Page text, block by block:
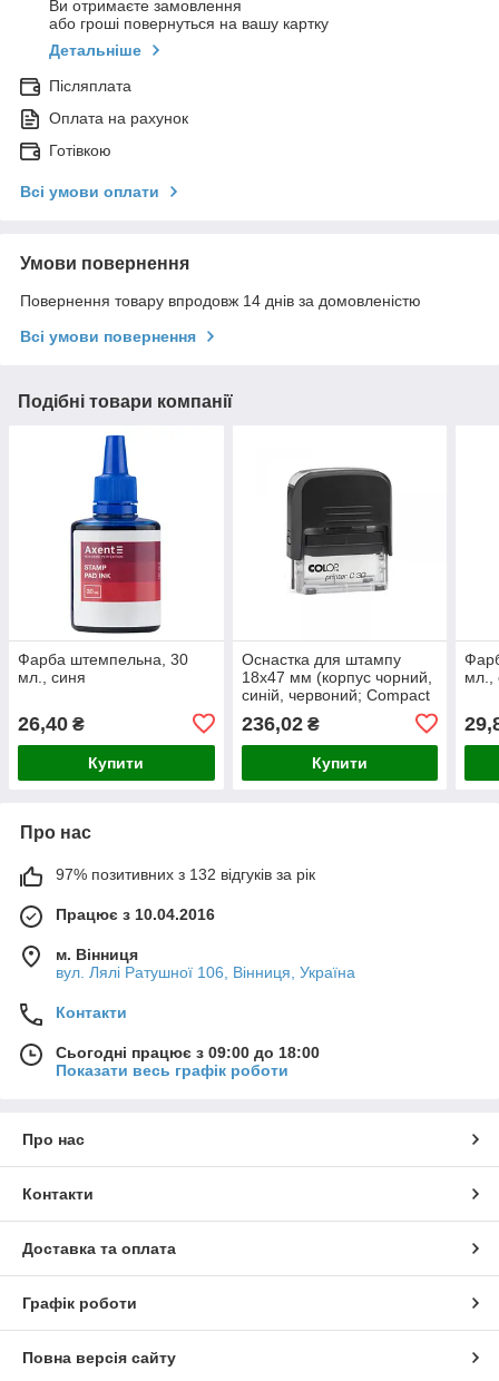
Ви отримаєте замовлення
або гроші повернуться на вашу картку
Детальніше
Післяплата
Оплата на рахунок
Готівкою
Всі умови оплати
Умови повернення
Повернення товару впродовж 14 днів за домовленістю
Всі умови повернення
Подібні товари компанії
Фарба штемпельна, 30
мл., синя
26,40 ₴
Купити
Оснастка для штампу
18x47 мм (корпус чорний,
синій, червоний; Compact
236,02₴
Купити
мл.,
Про нас
97% позитивних з 132 відгуків за рік
Працює з 10.04.2016
м. Вінниця
вул. Лялі Ратушної 106, Вінниця, Україна
Контакти
Сьогодні працює з 09:00 до 18:00
Показати весь графік роботи
Про нас
Контакти
Доставка та оплата
Графік роботи
Повна версія сайту